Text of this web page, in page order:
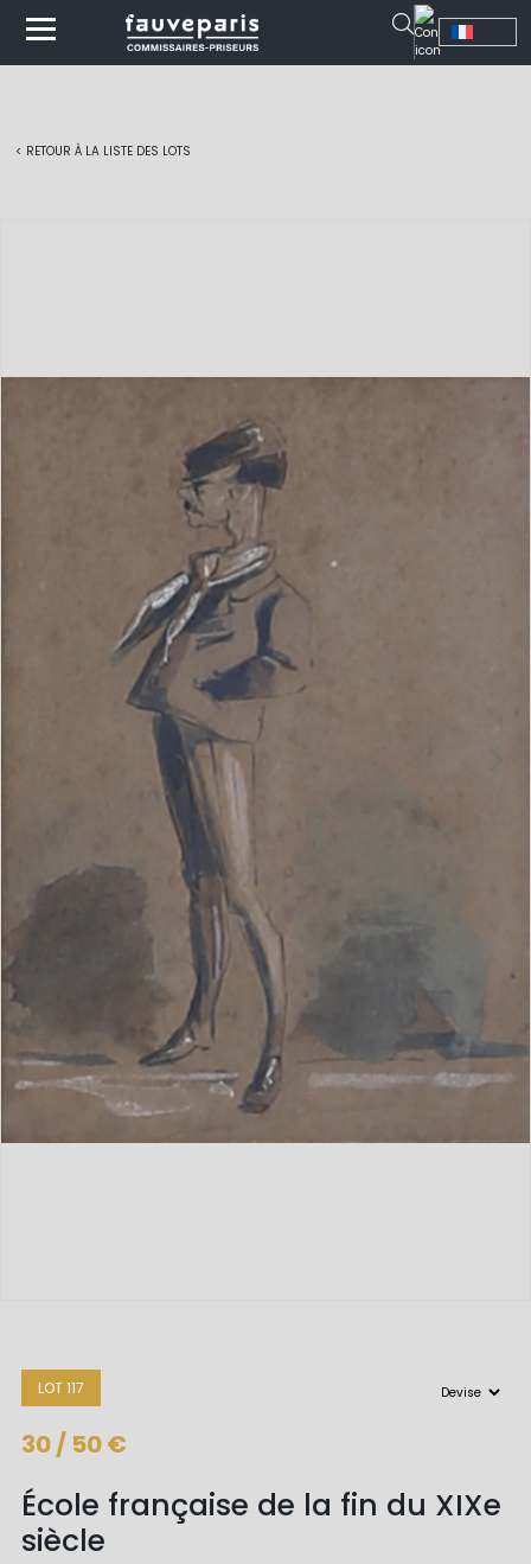
< RETOUR À LA LISTE DES LOTS
LOT 117
30 / 50 €
École française de la fin du XIXe
siècle